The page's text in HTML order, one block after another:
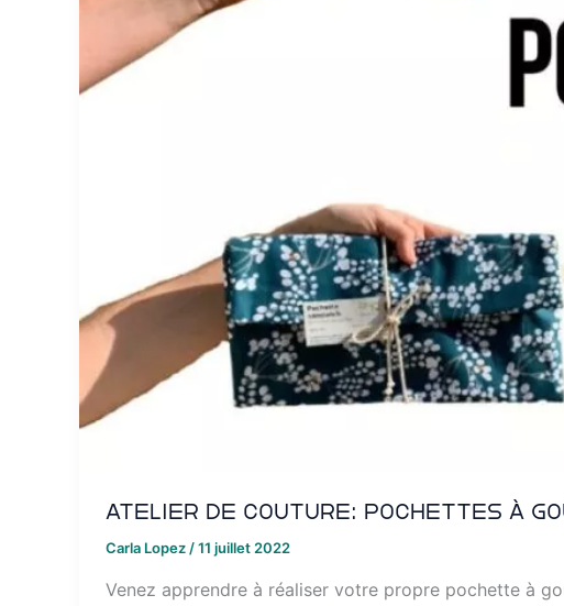
Atelier de couture: pochettes à
Carla Lopez /11 juillet 2022
Venez apprendre à réaliser votre propre pochette à